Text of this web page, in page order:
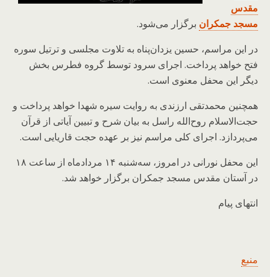
مقدس
مسجد جمکران برگزار می‌شود.
در این مراسم، حسین یزدان‌پناه به تلاوت مجلسی و ترتیل سوره
فتح خواهد پرداخت. اجرای سرود توسط گروه فطرس بخش
دیگر این محفل معنوی است.
همچنین محمدتقی ارزندی به روایت سیره شهدا خواهد پرداخت و
حجت‌الاسلام روح‌الله راسل به بیان شرح و تبیین آیاتی از قرآن
می‌پردازد. اجرای کلی مراسم نیز بر عهده حجت قاریایی است.
این محفل نورانی در امروز، سه‌شنبه ۱۴ مردادماه از ساعت ۱۸
در آستان مقدس مسجد جمکران برگزار خواهد شد.
انتهای پیام
منبع